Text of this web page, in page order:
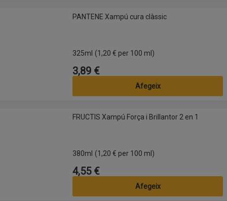
PANTENE Xampú cura clàssicPANTENE Xampú cura clàssic
325ml (1,20 € per 100 ml)
Preu
3,89 €
Afegeix
FRUCTIS Xampú Força i Brillantor 2 en 1FRUCTIS Xampú Força i Brillantor 2 en 1
380ml (1,20 € per 100 ml)
Preu
4,55 €
Afegeix